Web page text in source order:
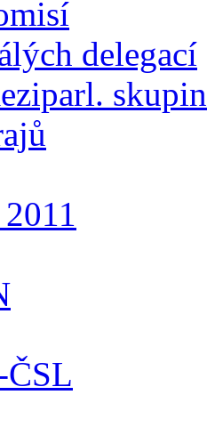
delegací
skupin